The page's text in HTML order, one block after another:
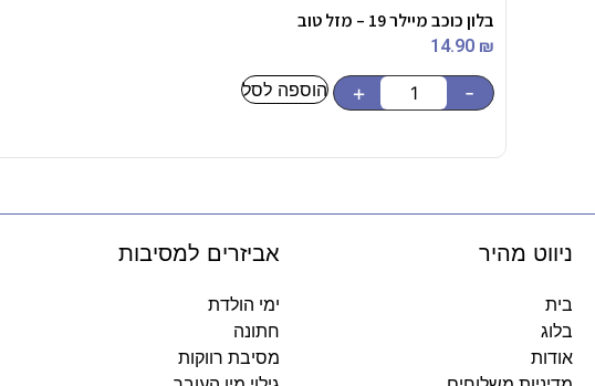
בלון כוכב מיילר 19 – מזל טוב
14.90 ₪
-
+ הוספה לסל
ניווט מהיר
בית
בלוג
אודות
אביזרים למסיבות
ימי הולדת
חתונה
מסיבת רווקות